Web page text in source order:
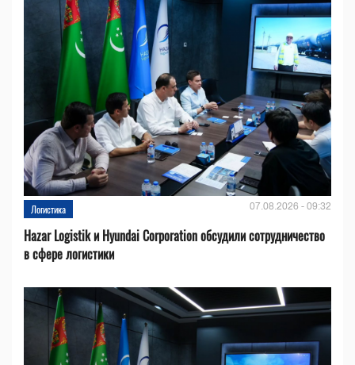
Логистика 07.08.2026 - 09:32
Hazar Logistik и Hyundai Corporation обсудили сотрудничество
в сфере логистики